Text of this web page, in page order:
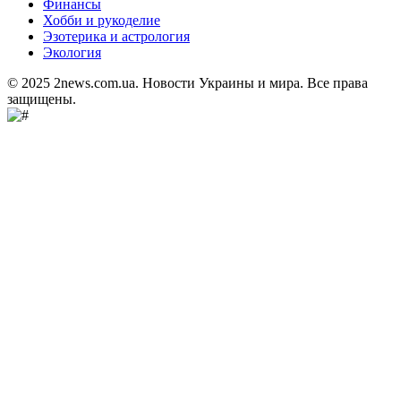
Финансы
Хобби и рукоделие
Эзотерика и астрология
Экология
© 2025 2news.com.ua. Новости Украины и мира. Все права
защищены.